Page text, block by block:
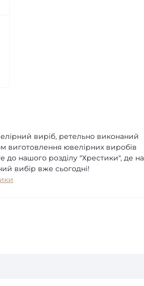
виріб, ретельно виконаний
виготовлення ювелірних виробів
до нашого розділу "Хрестики", де на
вибір вже сьогодні!